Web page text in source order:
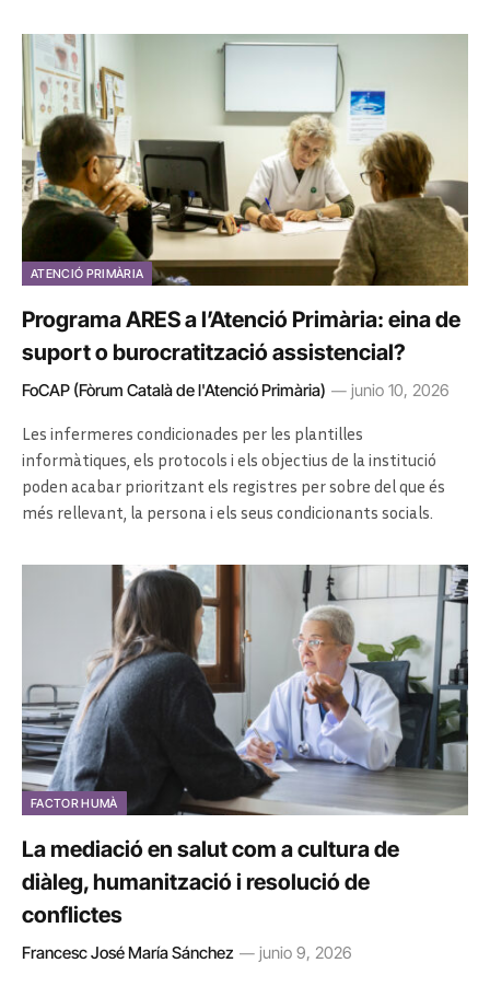
ATENCIÓ PRIMÀRIA
Programa ARES a l’Atenció Primària: eina de
suport o burocratització assistencial?
FoCAP (Fòrum Català de l'Atenció Primària) junio 10, 2026
Les infermeres condicionades per les plantilles
informàtiques, els protocols i els objectius de la institució
poden acabar prioritzant els registres per sobre del que és
més rellevant, la persona i els seus condicionants socials.
FACTOR HUMÀ
La mediació en salut com a cultura de
diàleg, humanització i resolució de
conflictes
Francesc José María Sánchez junio 9, 2026